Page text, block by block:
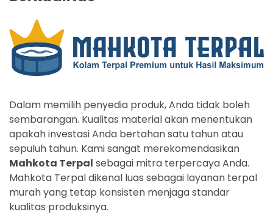
Dalam memilih penyedia produk, Anda tidak boleh
sembarangan. Kualitas material akan menentukan
apakah investasi Anda bertahan satu tahun atau
sepuluh tahun. Kami sangat merekomendasikan
Mahkota Terpal sebagai mitra terpercaya Anda.
Mahkota Terpal dikenal luas sebagai layanan terpal
murah yang tetap konsisten menjaga standar
kualitas produksinya.